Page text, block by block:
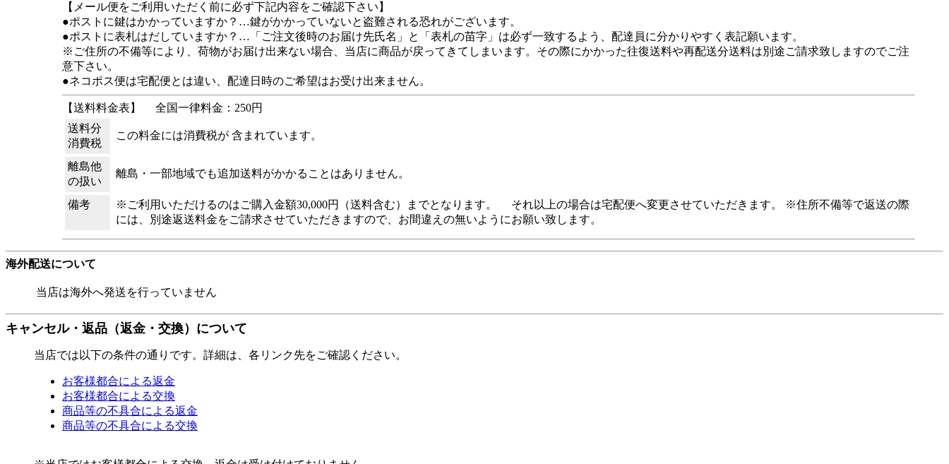
【メール便をご利用いただく前に必ず下記内容をご確認下さい】
●ポストに鍵はかかっていますか？…鍵がかかっていないと盗難される恐れがございます。
●ポストに表札はだしていますか？…「ご注文後時のお届け先氏名」と「表札の苗字」は必ず一致するよう、配達員に分かりやすく表記願います。
※ご住所の不備等により、荷物がお届け出来ない場合、当店に商品が戻ってきてしまいます。その際にかかった往復送料や再配送分送料は別途ご請求致しますのでご注
意下さい。
●ネコポス便は宅配便とは違い、配達日時のご希望はお受け出来ません。
【送料料金表】
全国一律料金：250円
送料分
消費税
この料金には消費税が 含まれています。
離島他
の扱い
離島・一部地域でも追加送料がかかることはありません。
備考
※ご利用いただけるのはご購入金額30,000円（送料含む）までとなります。 それ以上の場合は宅配便へ変更させていただきます。 ※住所不備等で返送の際
には、別途返送料金をご請求させていただきますので、お間違えの無いようにお願い致します。
海外配送について
当店は海外へ発送を行っていません
キャンセル・返品（返金・交換）について
当店では以下の条件の通りです。詳細は、各リンク先をご確認ください。
お客様都合による返金
お客様都合による交換
商品等の不具合による返金
商品等の不具合による交換